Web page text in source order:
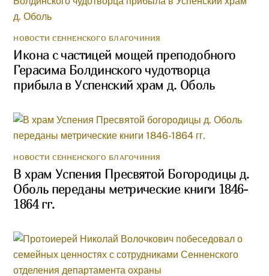
НОВОСТИ СЕННЕНСКОГО БЛАГОЧИНИЯ
Икона с частицей мощей преподобного
Герасима Болдинского чудотворца
прибыла в Успенский храм д. Оболь
НОВОСТИ СЕННЕНСКОГО БЛАГОЧИНИЯ
В храм Успения Пресвятой Богородицы д.
Оболь переданы метрические книги 1846-
1864 гг.